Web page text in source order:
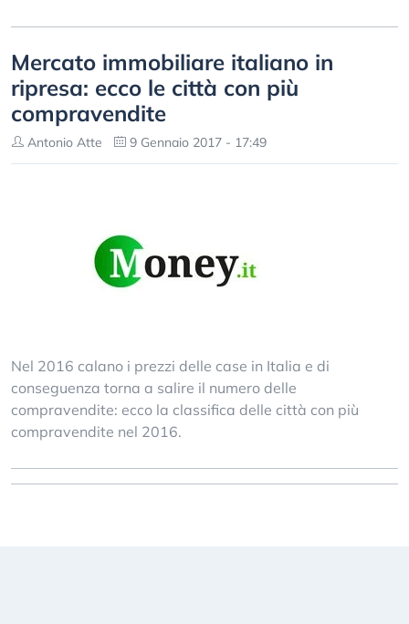
Mercato immobiliare italiano in
ripresa: ecco le città con più
compravendite
Antonio Atte 9 Gennaio 2017 - 17:49
Nel 2016 calano i prezzi delle case in Italia e di
conseguenza torna a salire il numero delle
compravendite: ecco la classifica delle città con più
compravendite nel 2016.